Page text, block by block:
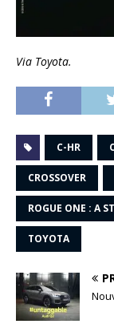
Via Toyota.
C-HR
CROSSOVER
ROGUE ONE : A
TOYOTA